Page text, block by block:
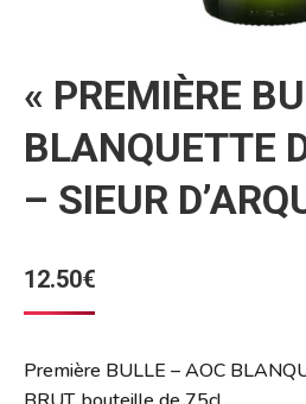
« PREMIÈRE
BLANQUETTE
– SIEUR
12.50€
Première BULLE – AOC